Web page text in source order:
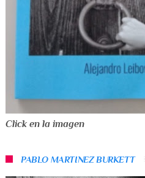
Click en la imagen
PABLO MARTINEZ BURKETT